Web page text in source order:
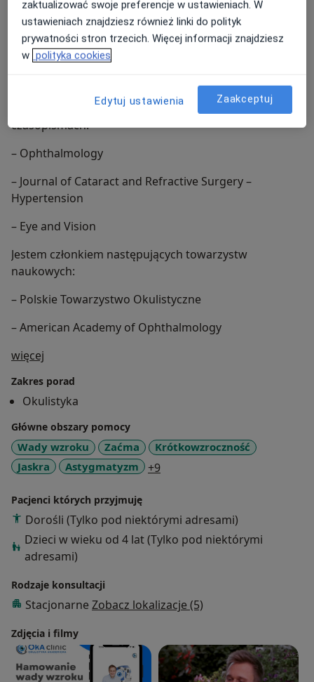
– Eye
– Journal of Glaucoma
– Current Eye Research
Pełnię również funkcję recenzenta, który oceniał
badania naukowe z całego świata, w następujących
czasopismach:
– Ophthalmology
– Journal of Cataract and Refractive Surgery –
Hypertension
– Eye and Vision
Jestem członkiem następujących towarzystw
naukowych:
– Polskie Towarzystwo Okulistyczne
– American Academy of Ophthalmology
więcej
Zakres porad
Okulistyka
Główne obszary pomocy
Wady wzroku Zaćma
Krótkowzroczność
Jaskra
Astygmatyzm +9a11y_sr_more_diseases
Pacjenci których przyjmuję
Dorośli (Tylko pod niektórymi adresami)
Dzieci w wieku od 4 lat (Tylko pod niektórymi
adresami)
Rodzaje konsultacji
Stacjonarne Zobacz lokalizacje (5)
Zdjęcia i filmy
zaktualizować swoje preferencje w ustawieniach. W
ustawieniach znajdziesz również linki do polityk
prywatności stron trzecich. Więcej informacji znajdziesz
w polityka cookies
Edytuj ustawienia Zaakceptuj